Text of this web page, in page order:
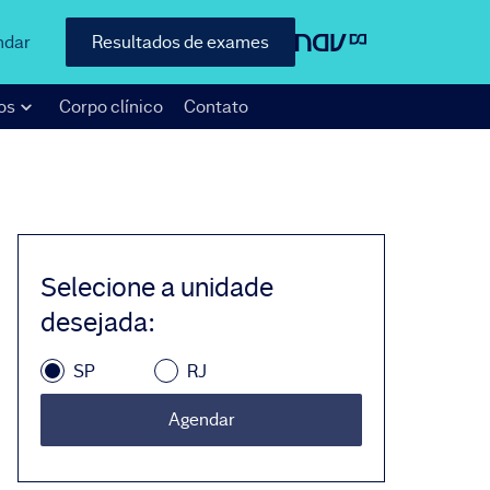
Resultados de exames
Corpo clínico Contato
Selecione a unidade
desejada:
SP RJ
Agendar